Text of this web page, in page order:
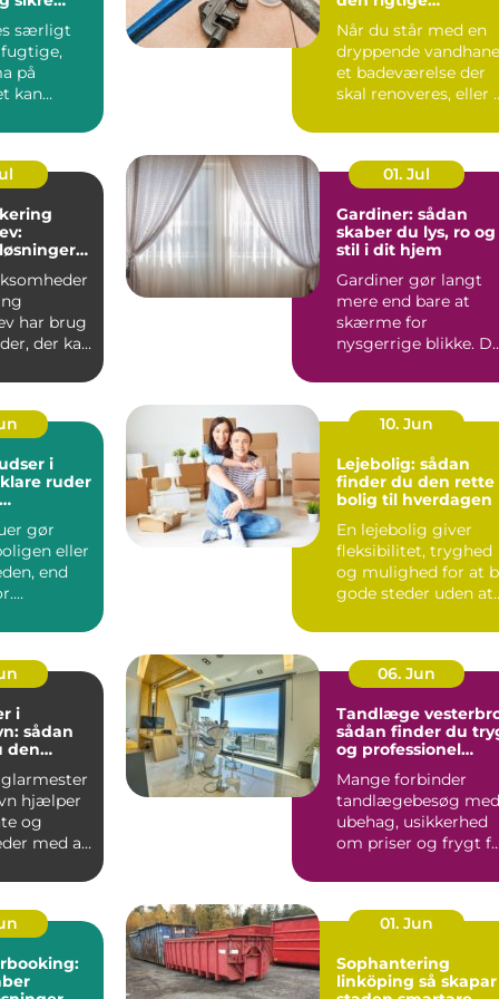
særligt
på
kan
Når du står med en
dryppende
et badeværelse der
skal renoveres, eller
har brug
der kan
01. Jul
Gardiner: sådan
skaber du lys, ro og
stil i dit hjem
Gardiner gør langt
mere end bare at
skærme for
nysgerrige blikke.
i
ruder
gør
eller
end
10. Jun
Lejebolig: sådan
finder du den rette
bolig til hverdagen
En lejebolig giver
fleksibilitet, tryghed
og mulighed for at
gode steder uden at
i
sådan
den
hjælper
og
med alt
06. Jun
Tandlæge
sådan finder du
og professionel
Mange forbinder
tandlægebesøg med
ubehag, usikkerhed
om priser og frygt for
spill...
01. Jun
Sophantering
linköping så skapar